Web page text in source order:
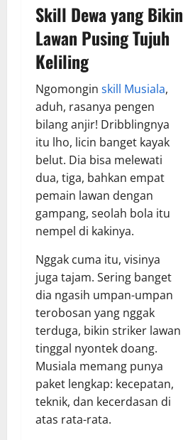
Skill Dewa yang Bikin
Lawan Pusing Tujuh
Keliling
Ngomongin skill Musiala,
aduh, rasanya pengen
bilang anjir! Dribblingnya
itu lho, licin banget kayak
belut. Dia bisa melewati
dua, tiga, bahkan empat
pemain lawan dengan
gampang, seolah bola itu
nempel di kakinya.
Nggak cuma itu, visinya
juga tajam. Sering banget
dia ngasih umpan-umpan
terobosan yang nggak
terduga, bikin striker lawan
tinggal nyontek doang.
Musiala memang punya
paket lengkap: kecepatan,
teknik, dan kecerdasan di
atas rata-rata.